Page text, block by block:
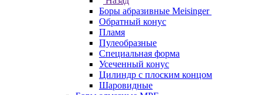
Боры абразивные Meisinger
Обратный конус
Пламя
Пулеобразные
Специальная форма
Усеченный конус
Цилиндр с плоским концом
Шаровидные